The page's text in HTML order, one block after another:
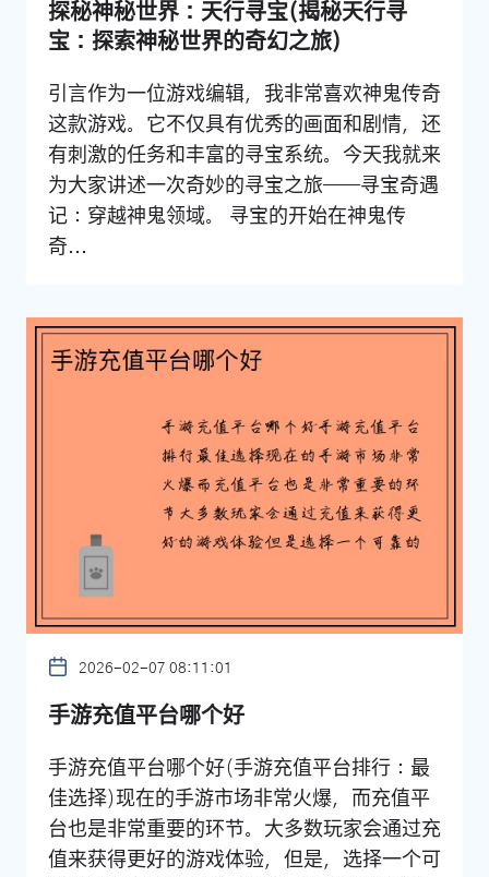
探秘神秘世界：天行寻宝(揭秘天行寻
宝：探索神秘世界的奇幻之旅)
引言作为一位游戏编辑，我非常喜欢神鬼传奇
这款游戏。它不仅具有优秀的画面和剧情，还
有刺激的任务和丰富的寻宝系统。今天我就来
为大家讲述一次奇妙的寻宝之旅——寻宝奇遇
记：穿越神鬼领域。 寻宝的开始在神鬼传
奇...
2026-02-07 08:11:01
手游充值平台哪个好
手游充值平台哪个好(手游充值平台排行：最
佳选择)现在的手游市场非常火爆，而充值平
台也是非常重要的环节。大多数玩家会通过充
值来获得更好的游戏体验，但是，选择一个可